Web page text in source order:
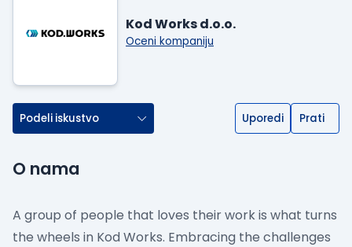
Kod Works d.o.o.
Oceni kompaniju
Podeli iskustvo Uporedi Prati
O nama
A group of people that loves their work is what turns
the wheels in Kod Works. Embracing the challenges